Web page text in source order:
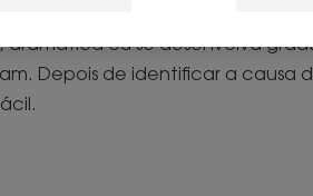
cuidar e prevenir eficazmente a
dramática ou se desenvolva
Depois de identificar a